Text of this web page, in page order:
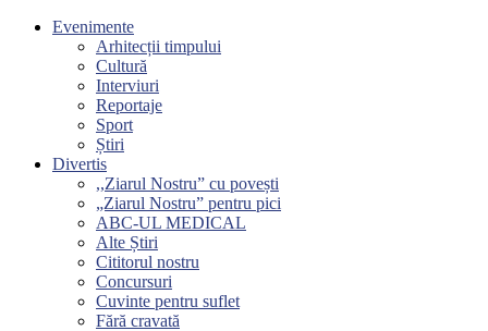
Evenimente
Arhitecții timpului
Cultură
Interviuri
Reportaje
Sport
Știri
Divertis
,,Ziarul Nostru” cu povești
„Ziarul Nostru” pentru pici
ABC-UL MEDICAL
Alte Știri
Cititorul nostru
Concursuri
Cuvinte pentru suflet
Fără cravată